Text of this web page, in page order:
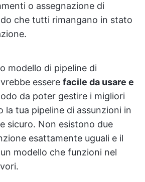
o assegnazione di
che tutti rimangano in stato
modello di pipeline di
essere facile da usare e
da poter gestire i migliori
la tua pipeline di assunzioni in
sicuro. Non esistono due
esattamente uguali e il
modello che funzioni nel